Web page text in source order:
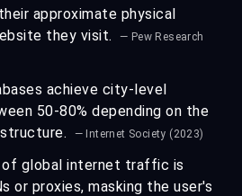
approximate physical
they visit.
— Pew Research
achieve city-level
50-80% depending on the
— Internet Society (2023)
of global internet traffic is
or proxies, masking the user's